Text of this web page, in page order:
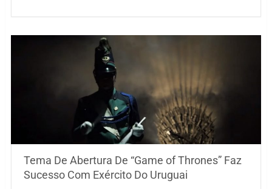
Tema De Abertura De “Game of Thrones” Faz
Sucesso Com Exército Do Uruguai